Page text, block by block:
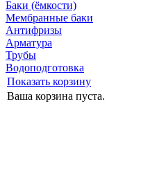
Баки (ёмкости)
Мембранные баки
Антифризы
Арматура
Трубы
Водоподготовка
Показать корзину
Ваша корзина пуста.